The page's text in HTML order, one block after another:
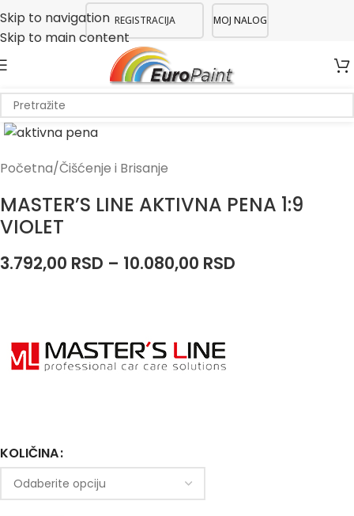
Skip to navigation
Skip to main content
REGISTRACIJA MOJ NALOG
Početna/Čišćenje i Brisanje
MASTER’S LINE AKTIVNA PENA 1:9
VIOLET
3.792,00 RSD – 10.080,00 RSD
KOLIČINA